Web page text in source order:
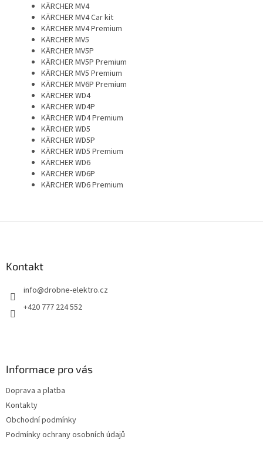
KÄRCHER MV4
KÄRCHER MV4 Car kit
KÄRCHER MV4 Premium
KÄRCHER MV5
KÄRCHER MV5P
KÄRCHER MV5P Premium
KÄRCHER MV5 Premium
KÄRCHER MV6P Premium
KÄRCHER WD4
KÄRCHER WD4P
KÄRCHER WD4 Premium
KÄRCHER WD5
KÄRCHER WD5P
KÄRCHER WD5 Premium
KÄRCHER WD6
KÄRCHER WD6P
KÄRCHER WD6 Premium
Kontakt
info@drobne-elektro.cz
+420 777 224 552
Informace pro vás
Doprava a platba
Kontakty
Obchodní podmínky
Podmínky ochrany osobních údajů